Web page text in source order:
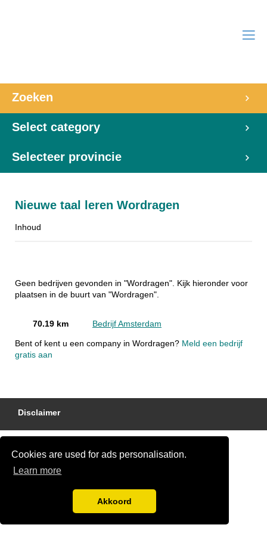
Cookies are used for ads personalisation.
Learn more
Akkoord
Zoeken
Select category
Selecteer provincie
Nieuwe taal leren Wordragen
Inhoud
Geen bedrijven gevonden in "Wordragen". Kijk hieronder voor
plaatsen in de buurt van "Wordragen".
70.19 km Bedrijf Amsterdam
Bent of kent u een company in Wordragen? Meld een bedrijf
gratis aan
Disclaimer